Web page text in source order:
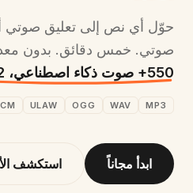
حوّل أي نص إلى تعليق صوتي
صوتي. خمس دقائق. بدون
550+ صوت ذكاء اصطناعي، 72+ لغة، 80+ علامة مشاعر.
MP3
WAV
OGG
ULAW
ابدأ مجاناً استكشف